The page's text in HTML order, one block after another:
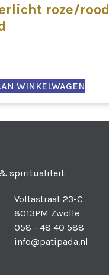
roze/rood
WINKELWAGEN
spiritualiteit
Voltastraat 23-C
8013PM Zwolle
058 - 48 40 588
info@patipada.nl